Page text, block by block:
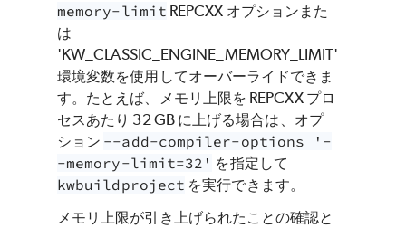
memory-limit REPCXX オプションまた
は
'KW_CLASSIC_ENGINE_MEMORY_LIMIT'
環境変数を使用してオーバーライドできま
す。たとえば、メモリ上限を REPCXX プロ
セスあたり 32 GB に上げる場合は、オプ
ション --add-compiler-options '-
-memory-limit=32' を指定して
kwbuildproject を実行できます。
メモリ上限が引き上げられたことの確認と